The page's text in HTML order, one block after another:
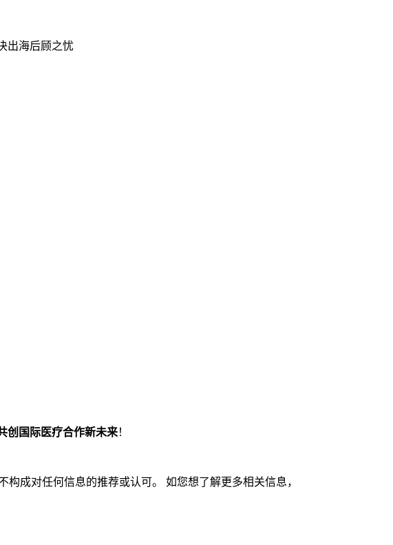
出海后顾之忧
创国际医疗合作新未来！
成对任何信息的推荐或认可。 如您想了解更多相关信息，